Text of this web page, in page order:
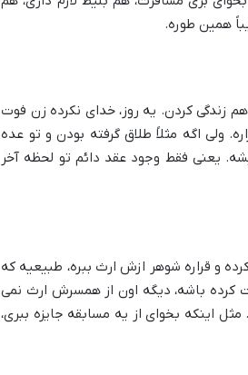
همین طوره.
زندگی کردن. یه روز، خدای نکرده زن فوت
ولی اگه مثلاً طلاق گرفته بودن و تو عده
یعنی فقط وجود عقد دائم تو لحظه آخر
و قراره شوهر ازش ارث ببره، طبیعیه که
کرده باشه، دیگه اون از همسرش ارث نمی
اینکه بخوای از یه مسابقه جایزه ببری،